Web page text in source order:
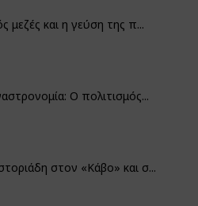
μεζές και η γεύση της π...
Ο πολιτισμός...
στον «Κάβο» και σ...